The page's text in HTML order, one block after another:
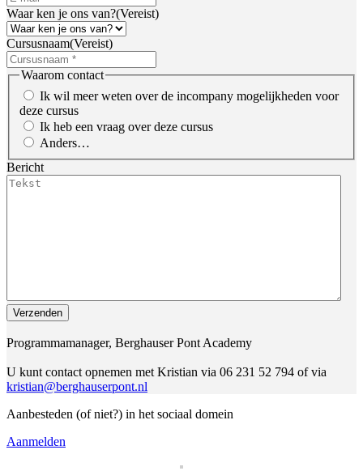
Waar ken je ons van?(Vereist)
Cursusnaam(Vereist)
Waarom contact
Ik wil meer weten over de incompany mogelijkheden voor
deze cursus
Ik heb een vraag over deze cursus
Anders…
Bericht
Programmamanager, Berghauser Pont Academy
U kunt contact opnemen met Kristian via 06 231 52 794 of via
kristian@berghauserpont.nl
Aanbesteden (of niet?) in het sociaal domein
Aanmelden